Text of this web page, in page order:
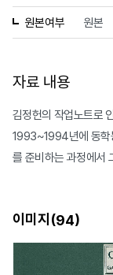
원본여부 원본
자료 내용
김정헌의 작업노트로
1993~1994년에 동학
를 준비하는 과정에서
이미지(94)